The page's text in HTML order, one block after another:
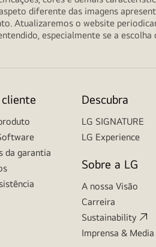
diferente das imagens
Atualizaremos o website
especialmente se a escolha
da garantia
Descubra
LG SIGNATURE
LG Experience
Sobre a LG
A nossa Visão
Carreira
Sustainability
Imprensa & Media